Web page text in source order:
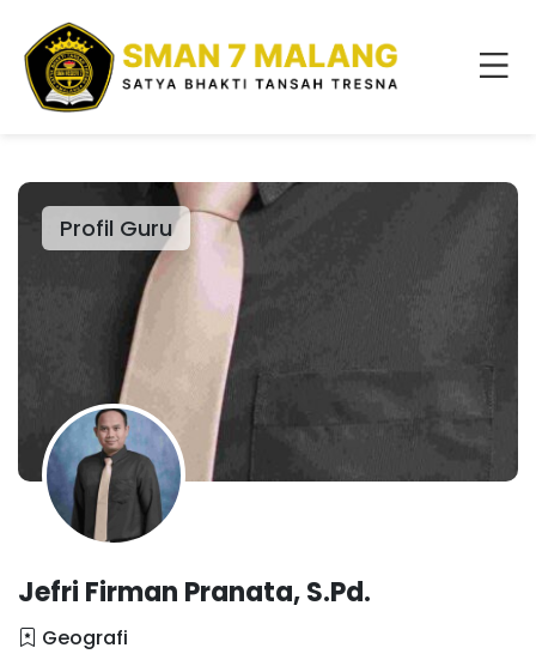
Profil Guru
Jefri Firman Pranata, S.Pd.
Geografi